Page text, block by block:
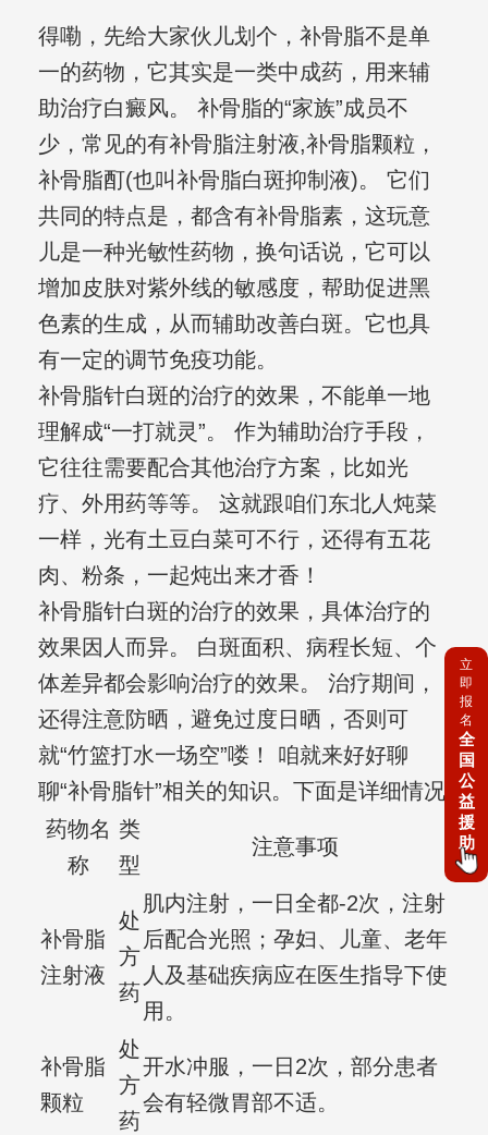
得嘞，先给大家伙儿划个，补骨脂不是单
一的药物，它其实是一类中成药，用来辅
助治疗白癜风。 补骨脂的“家族”成员不
少，常见的有补骨脂注射液,补骨脂颗粒，
补骨脂酊(也叫补骨脂白斑抑制液)。 它们
共同的特点是，都含有补骨脂素，这玩意
儿是一种光敏性药物，换句话说，它可以
增加皮肤对紫外线的敏感度，帮助促进黑
色素的生成，从而辅助改善白斑。它也具
有一定的调节免疫功能。
补骨脂针白斑的治疗的效果，不能单一地
理解成“一打就灵”。 作为辅助治疗手段，
它往往需要配合其他治疗方案，比如光
疗、外用药等等。 这就跟咱们东北人炖菜
一样，光有土豆白菜可不行，还得有五花
肉、粉条，一起炖出来才香！
补骨脂针白斑的治疗的效果，具体治疗的
效果因人而异。 白斑面积、病程长短、个
体差异都会影响治疗的效果。 治疗期间，
还得注意防晒，避免过度日晒，否则可
就“竹篮打水一场空”喽！ 咱就来好好聊
聊“补骨脂针”相关的知识。下面是详细情况
药物名
称
类
型
注意事项
补骨脂
注射液
处
方
药
肌内注射，一日全都-2次，注射
后配合光照；孕妇、儿童、老年
人及基础疾病应在医生指导下使
用。
补骨脂
颗粒
处
方
药
开水冲服，一日2次，部分患者
会有轻微胃部不适。
立
即
报
名
全
国
公
益
援
助